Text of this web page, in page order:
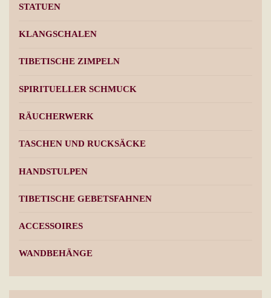
STATUEN
KLANGSCHALEN
TIBETISCHE ZIMPELN
SPIRITUELLER SCHMUCK
RÄUCHERWERK
TASCHEN UND RUCKSÄCKE
HANDSTULPEN
TIBETISCHE GEBETSFAHNEN
ACCESSOIRES
WANDBEHÄNGE